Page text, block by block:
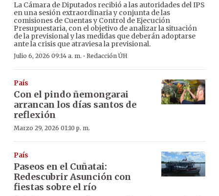
La Cámara de Diputados recibió a las autoridades del IPS
en una sesión extraordinaria y conjunta de las
comisiones de Cuentas y Control de Ejecución
Presupuestaria, con el objetivo de analizar la situación
de la previsional y las medidas que deberán adoptarse
ante la crisis que atraviesa la previsional.
Julio 6, 2026 09:14 a. m. · Redacción ÚH
País
Con el pindo ñemongarai
arrancan los días santos de
reflexión
Marzo 29, 2026 01:10 p. m.
País
Paseos en el Cuñatai:
Redescubrir Asunción con
fiestas sobre el río